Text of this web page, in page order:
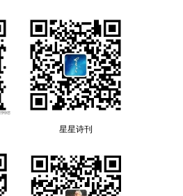
星星诗刊